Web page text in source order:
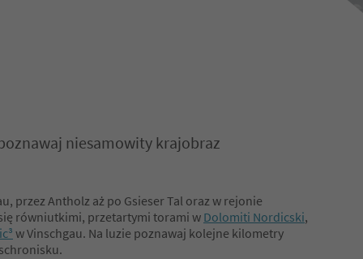
niesamowity krajobraz
przez Antholz aż po Gsieser Tal oraz w rejonie
równiutkimi, przetartymi torami w Dolomiti Nordicski,
w Vinschgau. Na luzie poznawaj kolejne kilometry